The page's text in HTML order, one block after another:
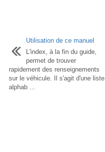
Utilisation de ce manuel
L'index, à la fin du guide,
permet de trouver
rapidement des renseignements
sur le véhicule. Il s'agit d'une liste
alphab ...